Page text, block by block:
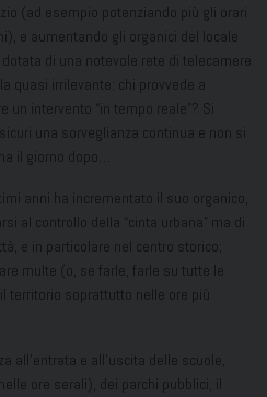
(ad esempio potenziando più gli orari
e aumentando gli organici del locale
di una notevole rete di telecamere
quasi irrilevante: chi provvede a
un intervento “in tempo reale”? Si
una sorveglianza continua e non si
il giorno dopo…
anni ha incrementato il suo organico,
al controllo della “cinta urbana” ma di
e in particolare nel centro storico;
multe (o, se farle, farle su tutte le
territorio soprattutto nelle ore più
all’entrata e all’uscita delle scuole,
ore serali), dei parchi pubblici; il